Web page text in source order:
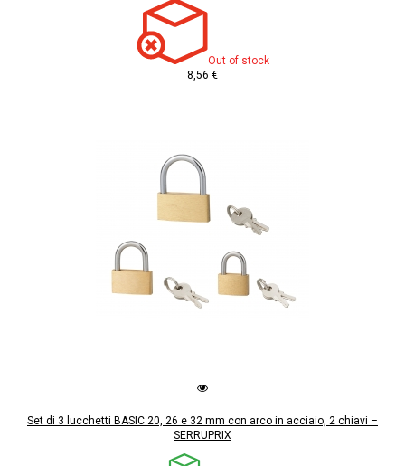
Out of stock
8,56 €
Set di 3 lucchetti BASIC 20, 26 e 32 mm con arco in acciaio, 2 chiavi –
SERRUPRIX